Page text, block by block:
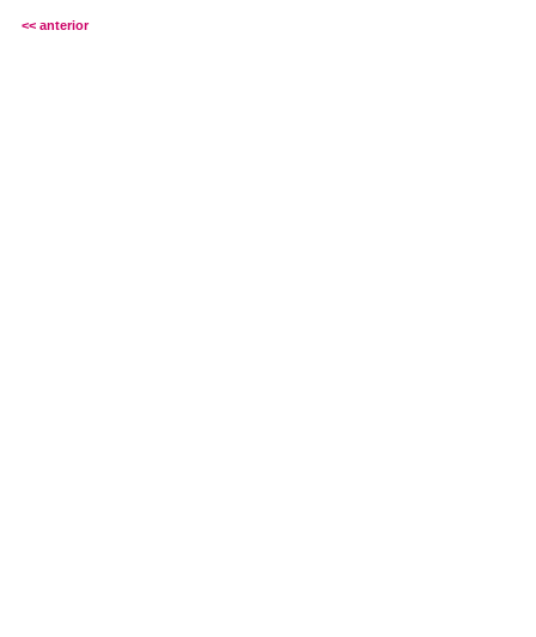
<< anterior